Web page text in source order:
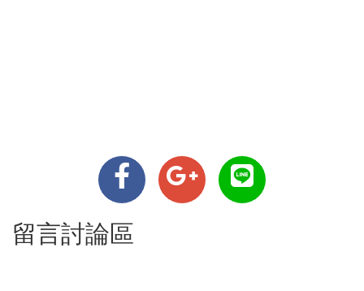
留言討論區